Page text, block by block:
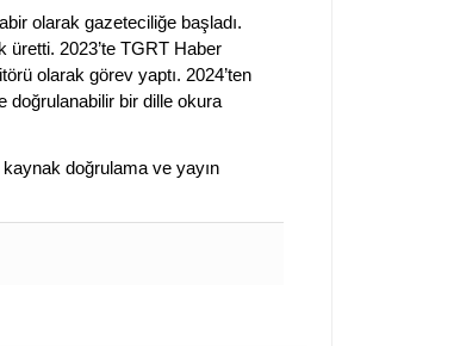
olarak gazeteciliğe başladı.
üretti. 2023’te TGRT Haber
olarak görev yaptı. 2024’ten
doğrulanabilir bir dille okura
doğrulama ve yayın